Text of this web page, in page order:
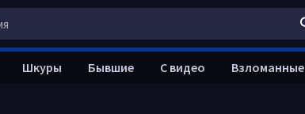
Шкуры Бывшие С видео Взломанные